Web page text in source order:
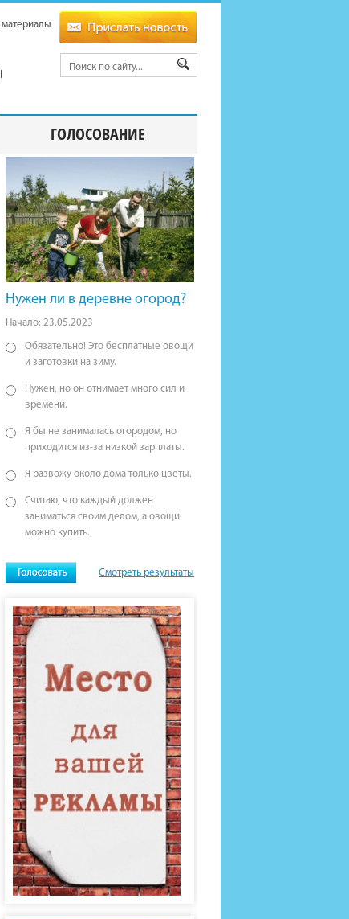
ГОЛОСОВАНИЕ
Нужен ли в деревне огород?
Начало: 23.05.2023
Обязательно! Это бесплатные овощи
и заготовки на зиму.
Нужен, но он отнимает много сил и
времени.
Я бы не занималась огородом, но
приходится из-за низкой зарплаты.
Я развожу около дома только цветы.
Считаю, что каждый должен
заниматься своим делом, а овощи
можно купить.
Смотреть результаты